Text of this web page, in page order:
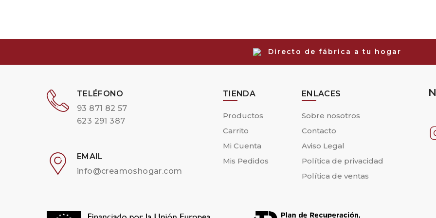
Directo de fábrica a tu hogar
TELÉFONO
93 871 82 57
623 291 387
EMAIL
info@creamoshogar.com
TIENDA
Productos
Carrito
Mi Cuenta
Mis Pedidos
ENLACES
Sobre nosotros
Contacto
Aviso Legal
Política de privacidad
Política de ventas